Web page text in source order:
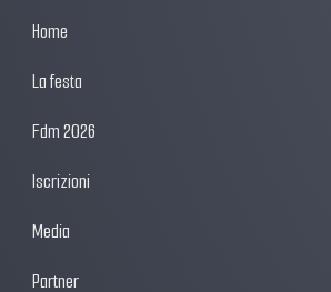
Home
La festa
Fdm 2026
Iscrizioni
Media
Partner